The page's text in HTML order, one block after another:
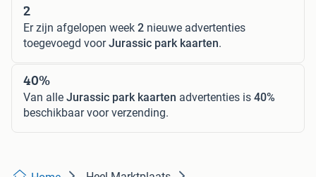
2
Er zijn afgelopen week 2 nieuwe advertenties
toegevoegd voorJurassic park kaarten.
40%
Van alle Jurassic park kaarten advertenties is 40%
beschikbaar voor verzending.